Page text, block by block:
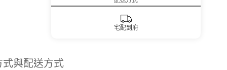
宅配到府
式與配送方式